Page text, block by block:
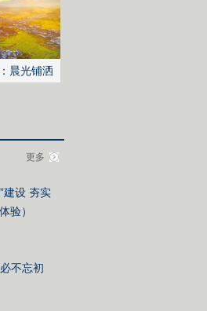
晨光铺洒
更多
建设 夯实
验）
不忘初